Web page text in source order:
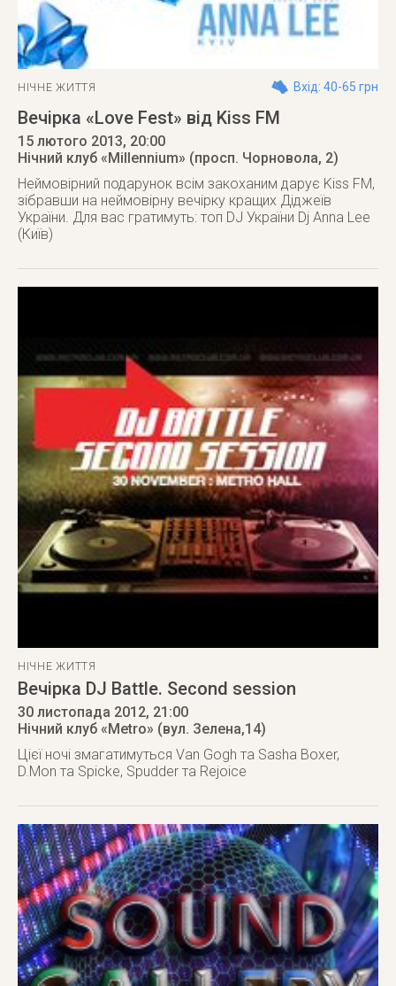
НІЧНЕ ЖИТТЯ Вхід: 40-65 грн
Вечірка «Love Fest» від Kiss FM
15 лютого 2013, 20:00
Нічний клуб «Millennium» (просп. Чорновола, 2)
Неймовірний подарунок всім закоханим дарує Kiss FM,
зібравши на неймовірну вечірку кращих Діджеїв
України. Для вас гратимуть: топ DJ України Dj Anna Lee
(Київ)
НІЧНЕ ЖИТТЯ
Вечірка DJ Battle. Second session
30 листопада 2012, 21:00
Нічний клуб «Metro» (вул. Зелена,14)
Цієї ночі змагатимуться Van Gogh та Sasha Boxer,
D.Mon та Spicke, Spudder та Rejoice